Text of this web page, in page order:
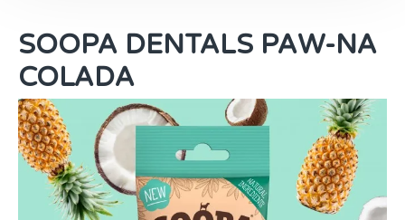
SOOPA DENTALS PAW-NA
COLADA